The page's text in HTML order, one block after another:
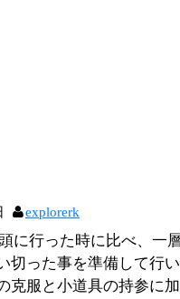
explorerk
に行った時に比べ、一
切った事を準備して行
克服と小道具の持参に